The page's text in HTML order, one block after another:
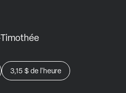
3,15 $ de l'heure